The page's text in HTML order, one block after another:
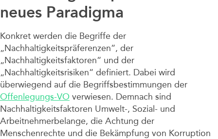
neues Paradigma
Konkret werden die Begriffe der
„Nachhaltigkeitspräferenzen“, der
„Nachhaltigkeitsfaktoren“ und der
„Nachhaltigkeitsrisiken“ definiert. Dabei wird
überwiegend auf die Begriffsbestimmungen der
Offenlegungs-VO verwiesen. Demnach sind
Nachhaltigkeitsfaktoren Umwelt-, Sozial- und
Arbeitnehmerbelange, die Achtung der
Menschenrechte und die Bekämpfung von Korruption